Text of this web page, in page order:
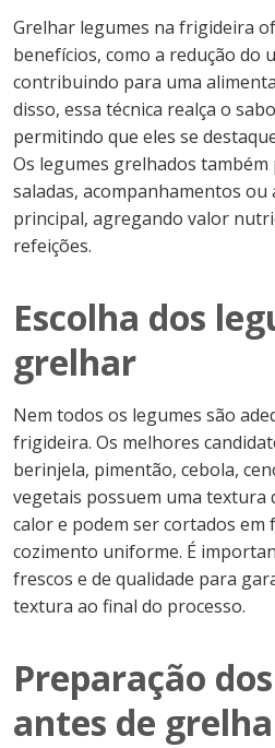
Grelhar legumes na frigideira
benefícios, como a redução do
contribuindo para uma
disso, essa técnica realça o
permitindo que eles se
Os legumes grelhados
saladas, acompanhamentos
principal, agregando valor
refeições.
Escolha dos
grelhar
Nem todos os legumes são
frigideira. Os melhores
berinjela, pimentão, cebola,
vegetais possuem uma textura
calor e podem ser cortados em
cozimento uniforme. É
frescos e de qualidade para
textura ao final do processo.
Preparação
antes de